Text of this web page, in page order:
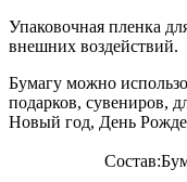
Упаковочная пленка
внешних воздействий.
Бумагу можно
подарков, сувениров,
Новый год, День